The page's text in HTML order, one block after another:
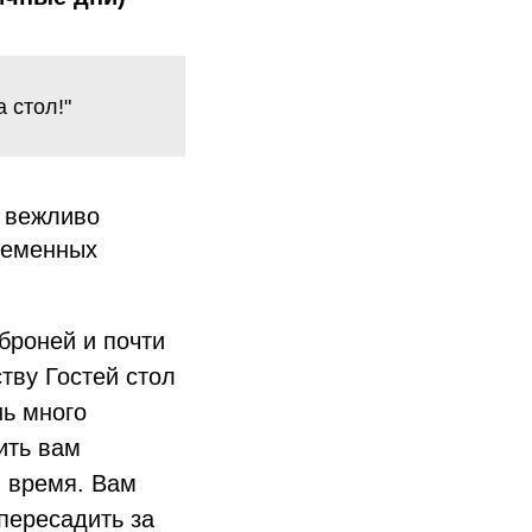
стол!"
вежливо
и почти
Гостей стол
много
вам
время. Вам
за